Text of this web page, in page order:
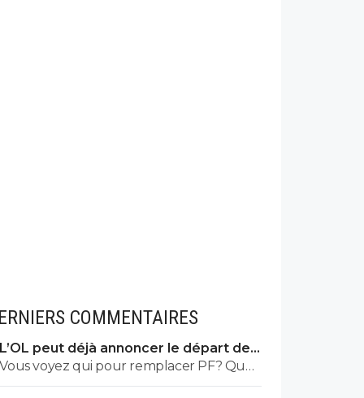
COMMENTAIRES
L’OL peut déjà annoncer le départ de
Fonseca
Vous voyez qui pour remplacer PF? Que
ce soit pour cette saison ou ou la saison